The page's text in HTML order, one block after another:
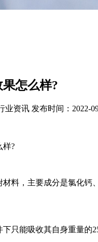
怎么样?
业资讯 发布时间：2022-
?
材料，主要成分是氯化钙
能吸收其自身重量的